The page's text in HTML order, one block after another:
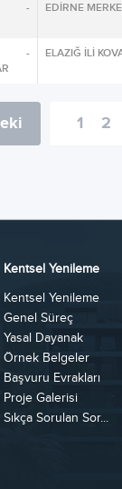
-
EDİRNE
-
ELAZIĞ İLİ
1 2
Kentsel Yenileme
Kentsel Yenileme
Genel Süreç
Yasal Dayanak
Örnek Belgeler
Başvuru Evrakları
Proje Galerisi
Sıkça Sorulan Sor...